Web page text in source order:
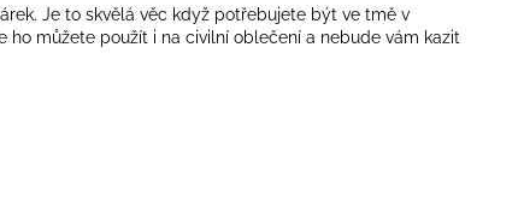
Je to skvělá věc když potřebujete být ve tmě v
ho můžete použít i na civilní oblečení a nebude vám kazit